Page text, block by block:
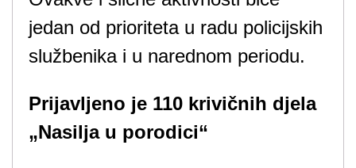
jedan od prioriteta u radu policijskih
službenika i u narednom periodu.
Prijavljeno je 110 krivičnih djela
„Nasilja u porodici“